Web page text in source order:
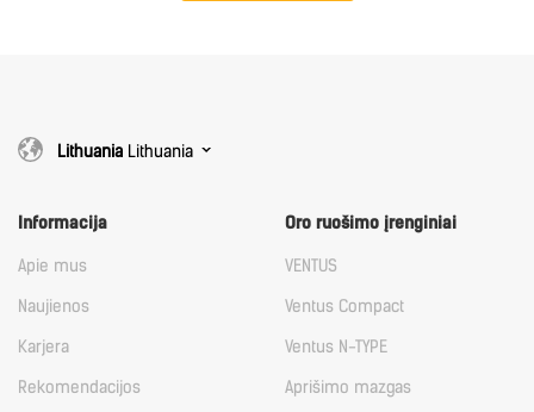
Lithuania Lithuania
Informacija
Apie mus
Naujienos
Karjera
Rekomendacijos
Oro ruošimo įrenginiai
VENTUS
Ventus Compact
Ventus N-TYPE
Aprišimo mazgas